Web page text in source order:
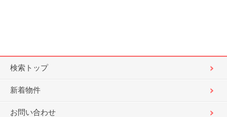
検索トップ
新着物件
お問い合わせ